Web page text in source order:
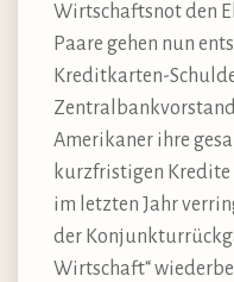
Wirtschaftsnot den
Paare gehen nun
Kreditkarten-
Amerikaner ihre
kurzfristigen
im letzten Jahr
der
Wirtschaft“